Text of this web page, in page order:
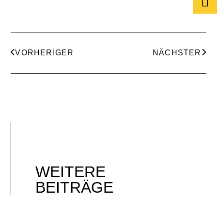
VORHERIGER NÄCHSTER
WEITERE
BEITRÄGE